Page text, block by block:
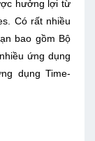
hưởng lợi từ
Có rất nhiều
bao gồm Bộ
ứng dụng
dụng Time-